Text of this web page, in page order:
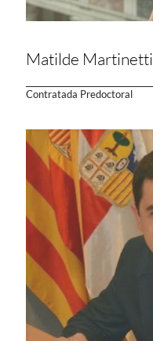
Matilde Martinetti
Contratada Predoctoral